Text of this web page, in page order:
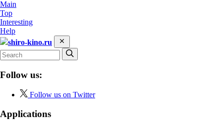
Main
Top
Interesting
Help
shiro-kino.ru
Follow us:
Follow us on Twitter
Applications